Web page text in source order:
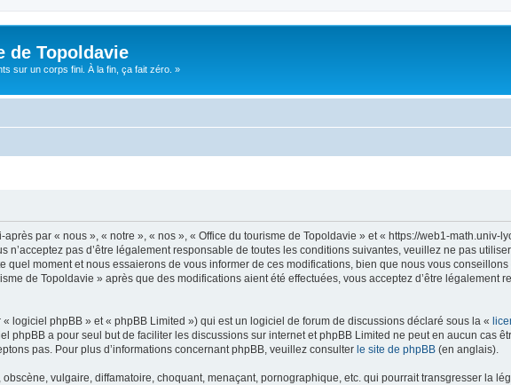
de Topoldavie
sur un corps fini. À la fin, ça fait zéro. »
par « nous », « notre », « nos », « Office du tourisme de Topoldavie » et « https://web1-math.univ-
n’acceptez pas d’être légalement responsable de toutes les conditions suivantes, veuillez ne pas
quel moment et nous essaierons de vous informer de ces modifications, bien que nous vous
de Topoldavie » après que des modifications aient été effectuées, vous acceptez d’être légalement
logiciel phpBB » et « phpBB Limited ») qui est un logiciel de forum de discussions déclaré sous la «
phpBB a pour seul but de faciliter les discussions sur internet et phpBB Limited ne peut en aucun cas
pas. Pour plus d’informations concernant phpBB, veuillez consulter le site de phpBB (en anglais).
vulgaire, diffamatoire, choquant, menaçant, pornographique, etc. qui pourrait transgresser la